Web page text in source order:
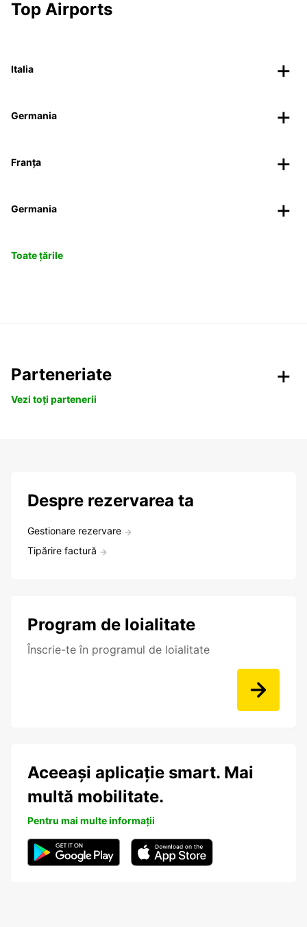
Top Airports
Italia
Germania
Franța
Germania
Toate țările
Parteneriate
Vezi toți partenerii
Despre rezervarea ta
Gestionare rezervare
Tipărire factură
Program de loialitate
Înscrie-te în programul de loialitate
Aceeași aplicație smart. Mai
multă mobilitate.
Pentru mai multe informații